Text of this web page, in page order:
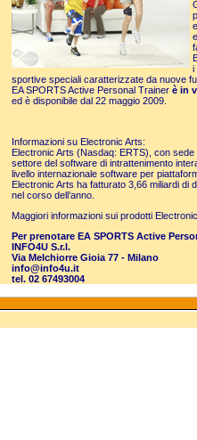
i
sportive speciali caratterizzate da nuove
EA SPORTS Active Personal Trainer è in
ed è disponibile dal 22 maggio 2009.
Informazioni su Electronic Arts:
Electronic Arts (Nasdaq: ERTS), con
settore del software di intrattenimento
livello internazionale software per
Electronic Arts ha fatturato 3,66 miliardi di
nel corso dell’anno.
Maggiori informazioni sui prodotti
Per prenotare EA SPORTS Active
INFO4U S.r.l.
Via Melchiorre Gioia 77 - Milano
info@info4u.it
tel. 02 67493004